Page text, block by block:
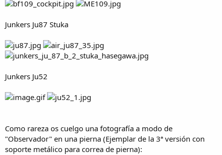
Junkers Ju87 Stuka
Junkers Ju52
Como rareza os cuelgo una fotografía a modo de
"Observador" en una pierna (Ejemplar de la 3ª versión con
soporte metálico para correa de pierna):